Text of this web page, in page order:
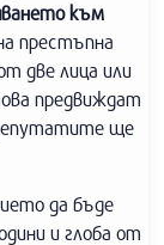
към
престъпна
две лица или
предвиждат
ще
да бъде
и глоба от